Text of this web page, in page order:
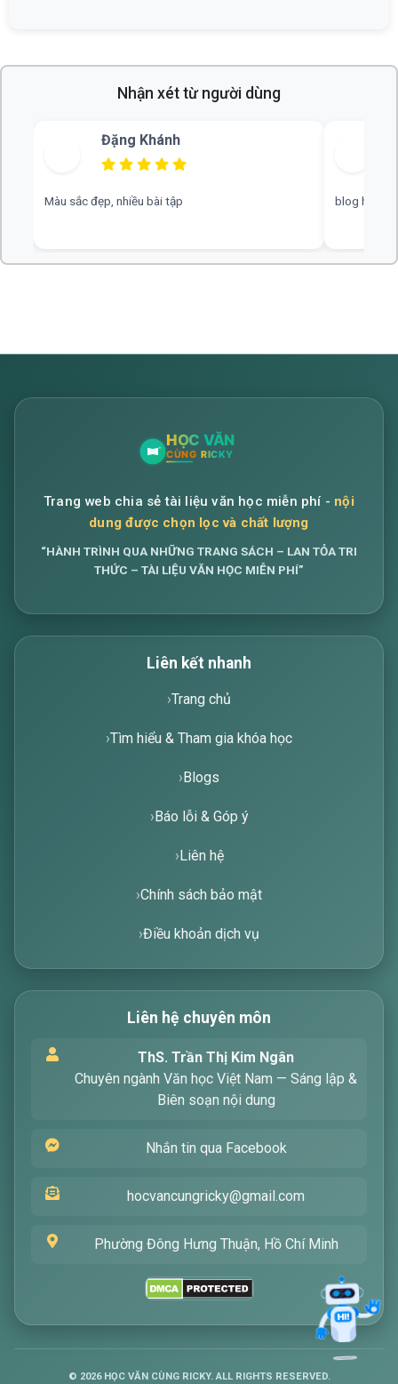
Nhận xét từ người dùng
Bùi Thu
blog hay, chuyên nghiệp, rất mong nhiều đáp án hơn web hay,
tìm kiếm các bài viết về văn học. Hãy nhập từ
khóa mà bạn quan tâm, tôi sẽ giúp bạn ngay
Trang web chia sẻ tài liệu văn học miễn phí - nội
dung được chọn lọc và chất lượng
“HÀNH TRÌNH QUA NHỮNG TRANG SÁCH – LAN TỎA TRI
THỨC – TÀI LIỆU VĂN HỌC MIỄN PHÍ”
Liên kết nhanh
Trang chủ
Tìm hiểu & Tham gia khóa học
Blogs
Báo lỗi & Góp ý
Liên hệ
Chính sách bảo mật
Điều khoản dịch vụ
Liên hệ chuyên môn
ThS. Trần Thị Kim Ngân
Chuyên ngành Văn học Việt Nam — Sáng lập &
Biên soạn nội dung
Nhắn tin qua Facebook
hocvancungricky@gmail.com
Phường Đông Hưng Thuận, Hồ Chí Minh
© 2026HỌC VĂN CÙNG RICKY. ALL RIGHTS RESERVED.